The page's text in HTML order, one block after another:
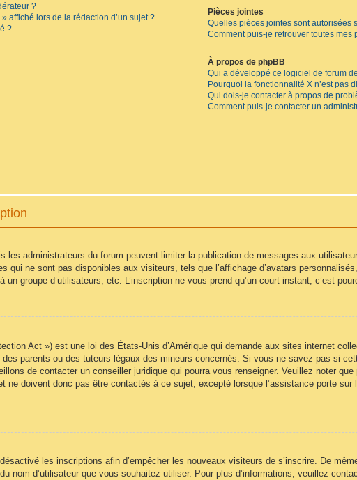
?
affiché lors de la rédaction d’un sujet ?
?
Pièces jointes
Quelles pièces jointes sont autorisées
Comment puis-je retrouver toutes mes
À propos de phpBB
Qui a développé ce logiciel de forum
Pourquoi la fonctionnalité X n’est pas
Qui dois-je contacter à propos de
Comment puis-je contacter un
les administrateurs du forum peuvent limiter la publication de messages aux
qui ne sont pas disponibles aux visiteurs, tels que l’affichage d’avatars
groupe d’utilisateurs, etc. L’inscription ne vous prend qu’un court instant, c’est
Act ») est une loi des États-Unis d’Amérique qui demande aux sites internet
parents ou des tuteurs légaux des mineurs concernés. Si vous ne savez pas si
de contacter un conseiller juridique qui pourra vous renseigner. Veuillez noter
ne doivent donc pas être contactés à ce sujet, excepté lorsque l’assistance porte
les inscriptions afin d’empêcher les nouveaux visiteurs de s’inscrire. De
nom d’utilisateur que vous souhaitez utiliser. Pour plus d’informations, veuillez